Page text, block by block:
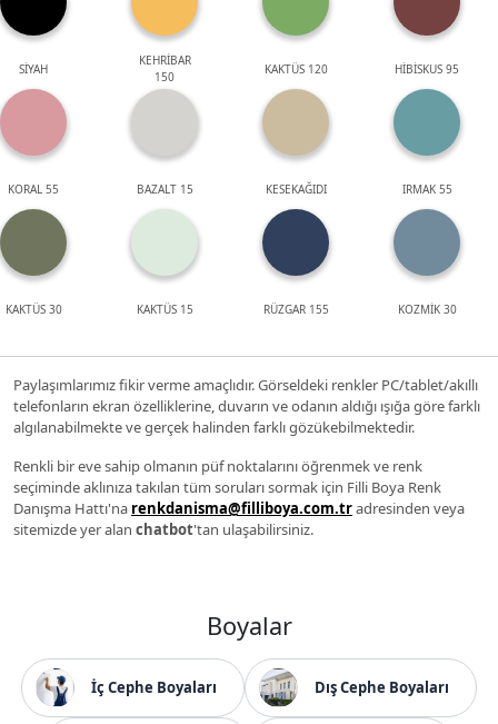
SİYAH
KEHRİBAR
150
KAKTÜS 120 HİBİSKUS 95
KORAL 55 BAZALT 15 KESEKAĞIDI IRMAK 55
KAKTÜS 30 KAKTÜS 15 RÜZGAR 155 KOZMİK 30
Paylaşımlarımız fikir verme amaçlıdır. Görseldeki renkler PC/tablet/akıllı
telefonların ekran özelliklerine, duvarın ve odanın aldığı ışığa göre farklı
algılanabilmekte ve gerçek halinden farklı gözükebilmektedir.
Renkli bir eve sahip olmanın püf noktalarını öğrenmek ve renk
seçiminde aklınıza takılan tüm soruları sormak için Filli Boya Renk
Danışma Hattı'na renkdanisma@filliboya.com.tradresinden veya
sitemizde yer alan chatbot'tan ulaşabilirsiniz.
Boyalar
İç Cephe Boyaları Dış Cephe Boyaları